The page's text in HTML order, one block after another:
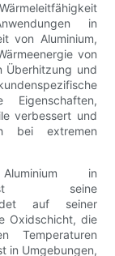
in
von Aluminium,
von
Überhitzung und
Eigenschaften,
verbessert und
bei extremen
in
ist seine
auf seiner
Oxidschicht, die
Temperaturen
in Umgebungen,